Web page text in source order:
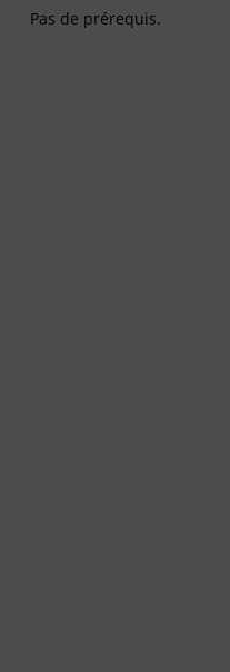
Pas de prérequis.